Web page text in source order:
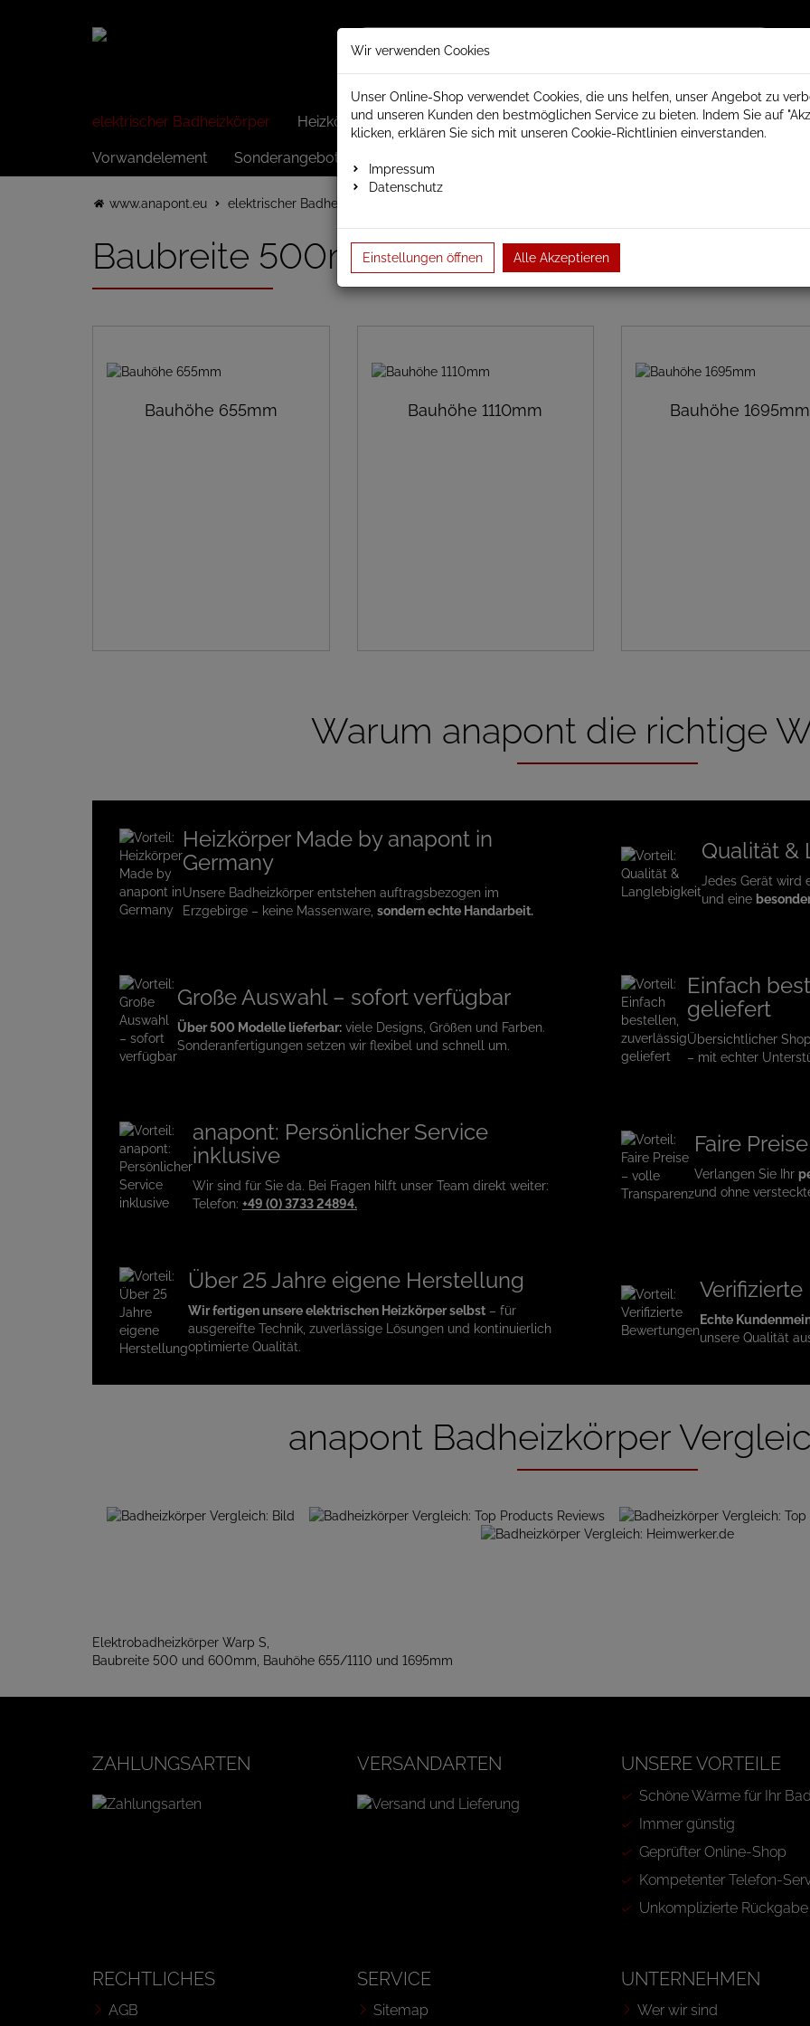
elektrischer Badheizkörper Heizkörper elektrisch Schamotte Badheizkörper Heizkörperzubehör
Vorwandelement Sonderangebote
www.anapont.eu elektrischer Badheizkörper
Baubreite 500mm
Bauhöhe 655mm Bauhöhe 1110mm Bauhöhe 1695mm
Warum anapont die richtige
Heizkörper Made by anapont in
Germany
Unsere Badheizkörper entstehen auftragsbezogen im
Erzgebirge – keine Massenware, sondern echte Handarbeit.
Qualität &
Jedes Gerät wird
und eine
Große Auswahl – sofort verfügbar
Über 500 Modelle lieferbar: viele Designs, Größen und Farben.
Sonderanfertigungen setzen wir flexibel und schnell um.
Einfach
geliefert
Übersichtlicher Shop,
– mit echter
anapont: Persönlicher Service
inklusive
Wir sind für Sie da. Bei Fragen hilft unser Team direkt weiter:
Telefon: +49 (0) 3733 24894.
Faire
Verlangen Sie Ihr
und ohne
Über 25 Jahre eigene Herstellung
Wir fertigen unsere elektrischen Heizkörper selbst – für
ausgereifte Technik, zuverlässige Lösungen und kontinuierlich
optimierte Qualität.
Echte
unsere Qualität
anapont Badheizkörper
Elektrobadheizkörper Warp S,
Baubreite 500 und 600mm, Bauhöhe 655/1110 und 1695mm
ZAHLUNGSARTEN VERSANDARTEN UNSERE VORTEILE
Schöne Wärme für Ihr Bad
Immer günstig
Geprüfter Online-Shop
Kompetenter Telefon-
Unkomplizierte Rückgabe
RECHTLICHES
AGB
SERVICE
Sitemap
UNTERNEHMEN
Wer wir sind
Wir verwenden Cookies
Unser Online-Shop verwendet Cookies, die uns helfen, unser Angebot zu
und unseren Kunden den bestmöglichen Service zu bieten. Indem Sie auf
klicken, erklären Sie sich mit unseren Cookie-Richtlinien einverstanden.
Impressum
Datenschutz
Einstellungen öffnen Alle Akzeptieren